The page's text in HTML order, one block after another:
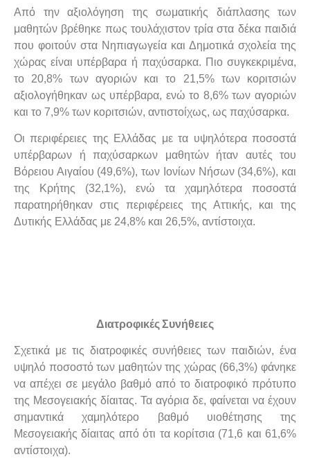
Από την αξιολόγηση της σωματικής διάπλασης των
μαθητών βρέθηκε πως τουλάχιστον τρία στα δέκα παιδιά
που φοιτούν στα Νηπιαγωγεία και Δημοτικά σχολεία της
χώρας είναι υπέρβαρα ή παχύσαρκα. Πιο συγκεκριμένα,
το 20,8% των αγοριών και το 21,5% των κοριτσιών
αξιολογήθηκαν ως υπέρβαρα, ενώ το 8,6% των αγοριών
και το 7,9% των κοριτσιών, αντιστοίχως, ως παχύσαρκα.
Οι περιφέρειες της Ελλάδας με τα υψηλότερα ποσοστά
υπέρβαρων ή παχύσαρκων μαθητών ήταν αυτές του
Βόρειου Αιγαίου (49,6%), των Ιονίων Νήσων (34,6%), και
της Κρήτης (32,1%), ενώ τα χαμηλότερα ποσοστά
παρατηρήθηκαν στις περιφέρειες της Αττικής, και της
Δυτικής Ελλάδας με 24,8% και 26,5%, αντίστοιχα.
Διατροφικές Συνήθειες
Σχετικά με τις διατροφικές συνήθειες των παιδιών, ένα
υψηλό ποσοστό των μαθητών της χώρας (66,3%) φάνηκε
να απέχει σε μεγάλο βαθμό από το διατροφικό πρότυπο
της Μεσογειακής δίαιτας. Τα αγόρια δε, φαίνεται να έχουν
σημαντικά χαμηλότερο βαθμό υιοθέτησης της
Μεσογειακής δίαιτας από ότι τα κορίτσια (71,6 και 61,6%
αντίστοιχα).